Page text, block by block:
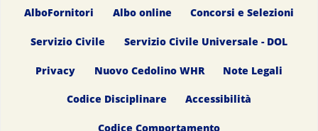
AlboFornitori Albo online Concorsi e Selezioni
Servizio Civile Servizio Civile Universale - DOL
Privacy Nuovo Cedolino WHR Note Legali
Codice Disciplinare Accessibilità
Codice Comportamento